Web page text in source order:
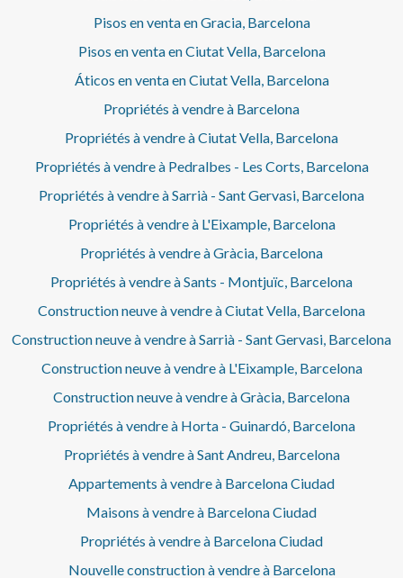
Pisos en venta en Gracia, Barcelona
Pisos en venta en Ciutat Vella, Barcelona
Áticos en venta en Ciutat Vella, Barcelona
Propriétés à vendre à Barcelona
Propriétés à vendre à Ciutat Vella, Barcelona
Propriétés à vendre à Pedralbes - Les Corts, Barcelona
Propriétés à vendre à Sarrià - Sant Gervasi, Barcelona
Propriétés à vendre à L'Eixample, Barcelona
Propriétés à vendre à Gràcia, Barcelona
Propriétés à vendre à Sants - Montjuïc, Barcelona
Construction neuve à vendre à Ciutat Vella, Barcelona
Construction neuve à vendre à Sarrià - Sant Gervasi, Barcelona
Construction neuve à vendre à L'Eixample, Barcelona
Construction neuve à vendre à Gràcia, Barcelona
Propriétés à vendre à Horta - Guinardó, Barcelona
Propriétés à vendre à Sant Andreu, Barcelona
Appartements à vendre à Barcelona Ciudad
Maisons à vendre à Barcelona Ciudad
Propriétés à vendre à Barcelona Ciudad
Nouvelle construction à vendre à Barcelona